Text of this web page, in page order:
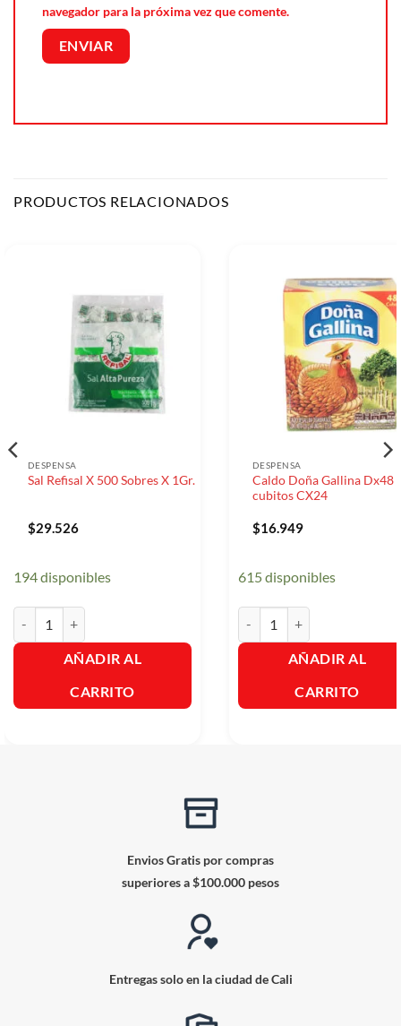
navegador para la próxima vez que comente.
PRODUCTOS RELACIONADOS
DESPENSA
Sal Refisal X 500 Sobres X 1Gr.
$29.526
194 disponibles
AÑADIR AL
CARRITO
DESPENSA
Caldo Doña Gallina Dx48
cubitos CX24
$16.949
615 disponibles
AÑADIR AL
CARRITO
Envios Gratis por compras
superiores a $100.000 pesos
Entregas solo en la ciudad de Cali